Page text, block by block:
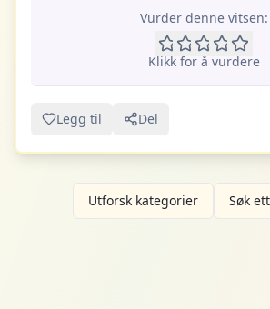
Vurder denne vitsen:
Klikk for å vurdere
Legg til Del
Utforsk kategorier Søk